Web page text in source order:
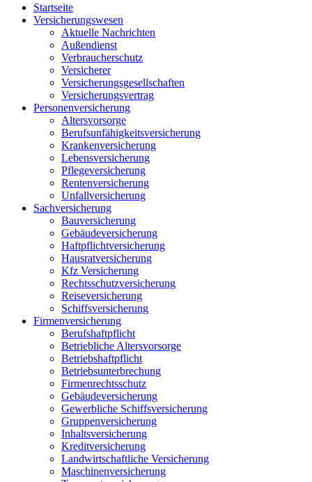
Startseite
Versicherungswesen
Aktuelle Nachrichten
Außendienst
Verbraucherschutz
Versicherer
Versicherungsgesellschaften
Versicherungsvertrag
Personenversicherung
Altersvorsorge
Berufsunfähigkeits­versicherung
Krankenversicherung
Lebensversicherung
Pflegeversicherung
Rentenversicherung
Unfallversicherung
Sachversicherung
Bauversicherung
Gebäudeversicherung
Haftpflichtversicherung
Hausratversicherung
Kfz Versicherung
Rechtsschutzversicherung
Reiseversicherung
Schiffsversicherung
Firmenversicherung
Berufshaftpflicht
Betriebliche Altersvorsorge
Betriebshaftpflicht
Betriebsunterbrechung
Firmenrechtsschutz
Gebäudeversicherung
Gewerbliche Schiffsversicherung
Gruppenversicherung
Inhaltsversicherung
Kreditversicherung
Landwirtschaftliche Versicherung
Maschinenversicherung